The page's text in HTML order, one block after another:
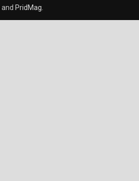
and PridMag